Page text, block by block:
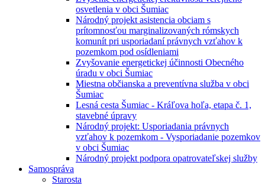
osvetlenia v obci Šumiac
Národný projekt asistencia obciam s
prítomnosťou marginalizovaných rómskych
komunít pri usporiadaní právnych vzťahov k
pozemkom pod osídleniami
Zvyšovanie energetickej účinnosti Obecného
úradu v obci Šumiac
Miestna občianska a preventívna služba v obci
Šumiac
Lesná cesta Šumiac - Kráľova hoľa, etapa č. 1,
stavebné úpravy
Národný projekt: Usporiadania právnych
vzťahov k pozemkom - Vysporiadanie pozemkov
v obci Šumiac
Národný projekt podpora opatrovateľskej služby
Samospráva
Starosta